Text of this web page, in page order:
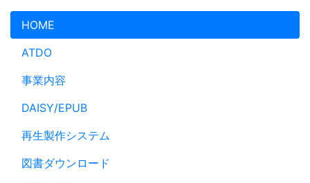
メインコンテンツへスキップ
HOME
ATDO
事業内容
DAISY/EPUB
再生製作システム
図書ダウンロード